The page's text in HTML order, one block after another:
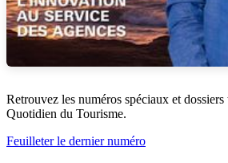
Retrouvez les numéros spéciaux et dossiers
Quotidien du Tourisme.
Feuilleter le dernier numéro